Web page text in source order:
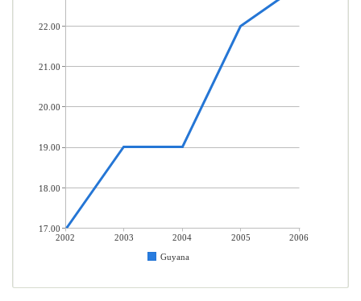
2002 2003 2004 2005
2006
Guyana
22.00
21.00
20.00
19.00
18.00
17.00